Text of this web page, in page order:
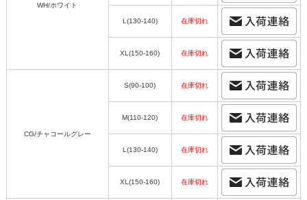
WH/ホワイト
L(130-140) 在庫切れ
XL(150-160) 在庫切れ
CG/チャコールグレー
S(90-100) 在庫切れ
M(110-120) 在庫切れ
L(130-140) 在庫切れ
XL(150-160) 在庫切れ